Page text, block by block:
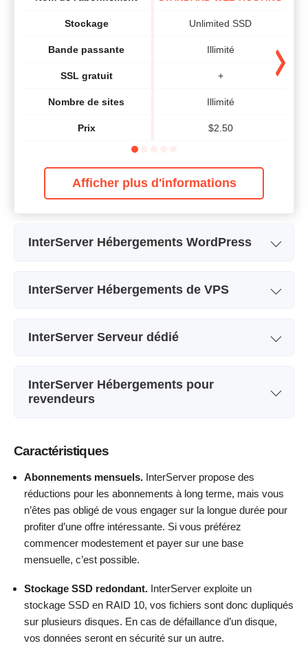
Stockage
Bande passante
SSL gratuit
Nombre de sites
Prix
Unlimited SSD
Illimité
+
Illimité
$2.50
Afficher plus d'informations
InterServer Hébergements WordPress
Afficher plus d'informations
InterServer Hébergements de VPS
CPU
Prix
Afficher plus d'informations
InterServer Serveur dédié
Stockage
CPU
RAM
Prix
192 GB
$119
Afficher plus d'informations
InterServer Hébergements pour
revendeurs
Stockage
Bande passante
Nombre de sites
500 GB
20
$
Afficher plus d'informations
Caractéristiques
Abonnements mensuels. InterServer propose des
réductions pour les abonnements à long terme, mais vous
n’êtes pas obligé de vous engager sur la longue durée pour
profiter d’une offre intéressante. Si vous préférez
commencer modestement et payer sur une base
mensuelle, c’est possible.
Stockage SSD redondant. InterServer exploite un
stockage SSD en RAID 10, vos fichiers sont donc dupliqués
sur plusieurs disques. En cas de défaillance d’un disque,
vos données seront en sécurité sur un autre.